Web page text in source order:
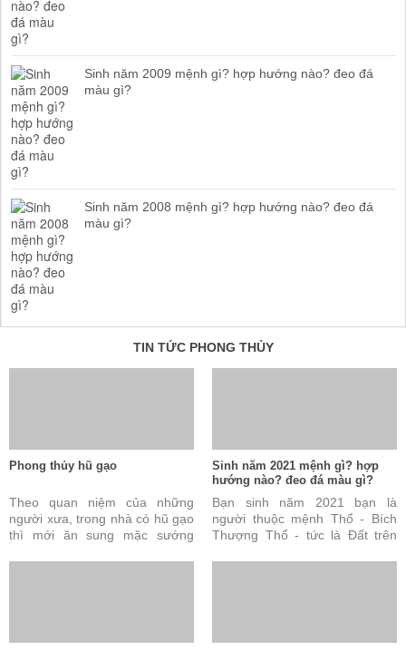
Sinh năm 2009 mệnh gì? hợp hướng nào? đeo đá
màu gì?
Sinh năm 2008 mệnh gì? hợp hướng nào? đeo đá
màu gì?
TIN TỨC PHONG THỦY
Phong thủy hũ gạo
Theo quan niệm của những
người xưa, trong nhà có hũ gạo
thì mới ăn sung mặc sướng
Sinh năm 2021 mệnh gì? hợp
hướng nào? đeo đá màu gì?
Bạn sinh năm 2021 bạn là
người thuộc mệnh Thổ - Bích
Thượng Thổ - tức là Đất trên